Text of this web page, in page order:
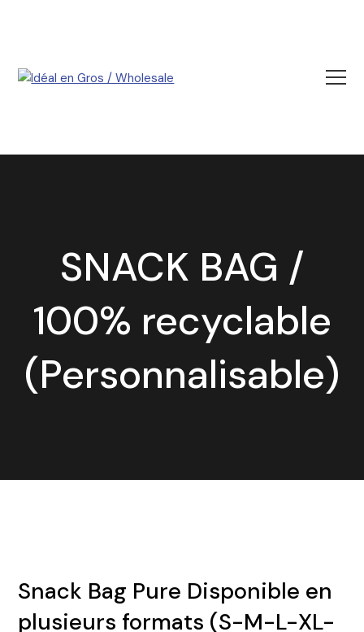
SNACK BAG /
100% recyclable
(Personnalisable)
Snack Bag Pure Disponible en
plusieurs formats (S-M-L-XL-